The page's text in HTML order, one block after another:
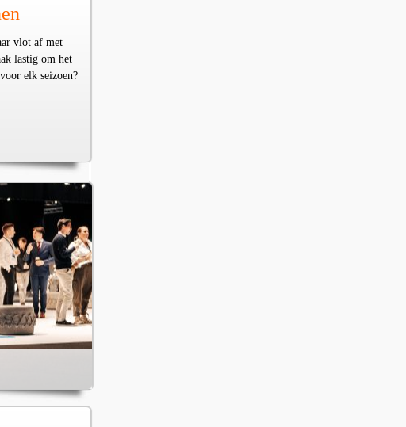
vlot af met
lastig om het
elk seizoen?